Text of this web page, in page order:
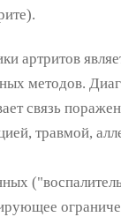
артритов
методов.
связь
травмой,